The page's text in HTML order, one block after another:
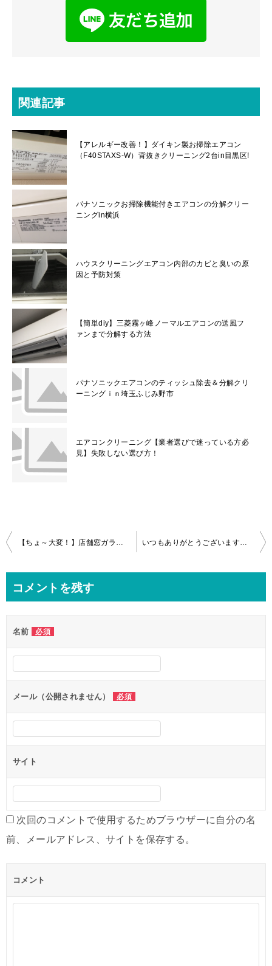
関連記事
【アレルギー改善！】ダイキン製お掃除エアコン
（F40STAXS-W）背抜きクリーニング2台in目黒区!
パナソニックお掃除機能付きエアコンの分解クリー
ニングin横浜
ハウスクリーニングエアコン内部のカビと臭いの原
因と予防対策
【簡単diy】三菱霧ヶ峰ノーマルエアコンの送風フ
ァンまで分解する方法
パナソニックエアコンのティッシュ除去＆分解クリ
ーニングｉｎ埼玉ふじみ野市
エアコンクリーニング【業者選びで迷っている方必
見】失敗しない選び方！
投
ビ
ー
シ
ョ
ン
コメントを残す
名前 必須
メール（公開されません） 必須
サイト
次回のコメントで使用するためブラウザーに自分の名
前、メールアドレス、サイトを保存する。
コメント